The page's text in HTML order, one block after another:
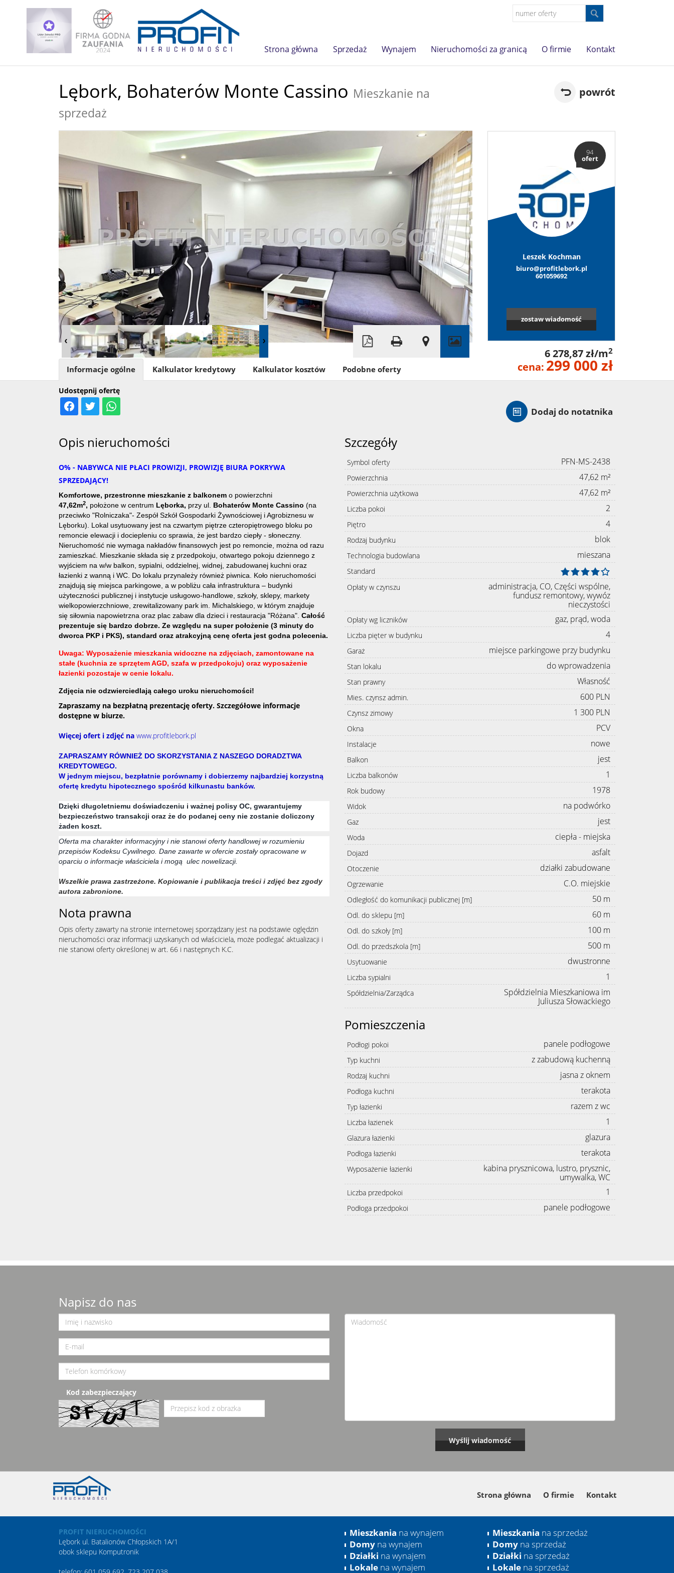
Strona główna Sprzedaż Wynajem Nieruchomości za granicą O firmie Kontakt
Lębork, Bohaterów Monte Cassino Mieszkanie na
sprzedaż
powrót
−
©OpenStreetMap contributors
94
ofert
Leszek Kochman
biuro@profitlebork.pl
601059692
zostaw wiadomość
6 278,87 zł/m2
cena: 299 000 zł
Dodaj do notatnika
Udostępnij ofertę
Informacje ogólne Kalkulator kredytowy Kalkulator kosztów Podobne oferty
Opis nieruchomości
O% - NABYWCA NIE PŁACI PROWIZJI, PROWIZJĘ BIURA POKRYWA
SPRZEDAJĄCY!
Komfortowe, przestronne mieszkanie z balkonem o powierzchni
47,62m2, położone w centrum Lęborka, przy ul. Bohaterów Monte Cassino (na
przeciwko "Rolniczaka"- Zespół Szkół Gospodarki Żywnościowej i Agrobiznesu w
Lęborku). Lokal usytuowany jest na czwartym piętrze czteropiętrowego bloku po
remoncie elewacji i dociepleniu co sprawia, że jest bardzo ciepły - słoneczny.
Nieruchomość nie wymaga nakładów finansowych jest po remoncie, można od razu
zamieszkać. Mieszkanie składa się z przedpokoju, otwartego pokoju dziennego z
wyjściem na w/w balkon, sypialni, oddzielnej, widnej, zabudowanej kuchni oraz
łazienki z wanną i WC. Do lokalu przynależy również piwnica. Koło nieruchomości
znajdują się miejsca parkingowe, a w pobliżu cała infrastruktura – budynki
użyteczności publicznej i instytucje usługowo-handlowe, szkoły, sklepy, markety
wielkopowierzchniowe, zrewitalizowany park im. Michalskiego, w którym znajduje
się siłownia napowietrzna oraz plac zabaw dla dzieci i restauracja "Różana". Całość
prezentuje się bardzo dobrze. Ze względu na super położenie (3 minuty do
dworca PKP i PKS), standard oraz atrakcyjną cenę oferta jest godna polecenia.
Uwaga: Wyposażenie mieszkania widoczne na zdjęciach, zamontowane na
stałe (kuchnia ze sprzętem AGD, szafa w przedpokoju) oraz wyposażenie
łazienki pozostaje w cenie lokalu.
Zdjęcia nie odzwierciedlają całego uroku nieruchomości!
Zapraszamy na bezpłatną prezentację oferty. Szczegółowe informacje
dostępne w biurze.
Więcej ofert i zdjęć na www.profitlebork.pl
ZAPRASZAMY RÓWNIEŻ DO SKORZYSTANIA Z NASZEGO DORADZTWA
KREDYTOWEGO.
W jednym miejscu, bezpłatnie porównamy i dobierzemy najbardziej korzystną
ofertę kredytu hipotecznego spośród kilkunastu banków.
Dzięki długoletniemu doświadczeniu i ważnej polisy OC, gwarantujemy
bezpieczeństwo transakcji oraz że do podanej ceny nie zostanie doliczony
żaden koszt.
Oferta ma charakter informacyjny i nie stanowi oferty handlowej w rozumieniu
przepisów Kodeksu Cywilnego. Dane zawarte w ofercie zostały opracowane w
oparciu o informacje właściciela i mogą ulec nowelizacji.
Wszelkie prawa zastrzeżone. Kopiowanie i publikacja treści i zdjęć bez zgody
autora zabronione.
Nota prawna
Opis oferty zawarty na stronie internetowej sporządzany jest na podstawie oględzin
nieruchomości oraz informacji uzyskanych od właściciela, może podlegać aktualizacji i
nie stanowi oferty określonej w art. 66 i następnych K.C.
Szczegóły
Symbol oferty PFN-MS-2438
Powierzchnia 47,62 m²
Powierzchnia użytkowa 47,62 m²
Liczba pokoi 2
Piętro 4
Rodzaj budynku blok
Technologia budowlana mieszana
Standard
Opłaty w czynszu
administracja, CO, Części wspólne,
fundusz remontowy, wywóz
nieczystości
Opłaty wg liczników gaz, prąd, woda
Liczba pięter w budynku 4
Garaż miejsce parkingowe przy budynku
Stan lokalu do wprowadzenia
Stan prawny Własność
Mies. czynsz admin. 600 PLN
Czynsz zimowy 1 300 PLN
Okna PCV
Instalacje nowe
Balkon jest
Liczba balkonów 1
Rok budowy 1978
Widok na podwórko
Gaz jest
Woda ciepła - miejska
Dojazd asfalt
Otoczenie działki zabudowane
Ogrzewanie C.O. miejskie
Odległość do komunikacji publicznej [m] 50 m
Odl. do sklepu [m] 60 m
Odl. do szkoły [m] 100 m
Odl. do przedszkola [m] 500 m
Usytuowanie dwustronne
Liczba sypialni 1
Spółdzielnia/Zarządca
Spółdzielnia Mieszkaniowa im
Juliusza Słowackiego
Pomieszczenia
Podłogi pokoi panele podłogowe
Typ kuchni z zabudową kuchenną
Rodzaj kuchni jasna z oknem
Podłoga kuchni terakota
Typ łazienki razem z wc
Liczba łazienek 1
Glazura łazienki glazura
Podłoga łazienki terakota
Wyposażenie łazienki
kabina prysznicowa, lustro, prysznic,
umywalka, WC
Liczba przedpokoi 1
Podłoga przedpokoi panele podłogowe
Napisz do nas
Kod zabezpieczający
Strona główna O firmie Kontakt
PROFIT NIERUCHOMOŚCI
Lębork ul. Batalionów Chłopskich 1A/1
obok sklepu Komputronik
Mieszkania na wynajem
Domy na wynajem
Działki na wynajem
Lokale na wynajem
Mieszkania na sprzedaż
Domy na sprzedaż
Działki na sprzedaż
Lokale na sprzedaż